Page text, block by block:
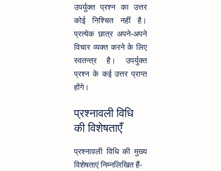
उपर्युक्त प्रश्न का उत्तर
कोई निश्चित नहीं है।
प्रत्येक छात्र अपने-अपने
विचार व्यक्त करने के लिए
स्वतन्त्र है। उपर्युक्त
प्रश्न के कई उत्तर प्राप्त
होंगे।
प्रश्नावली विधि
की विशेषताएँ
प्रश्नावली विधि की मुख्य
विशेषताएं निम्नलिखित हैं-